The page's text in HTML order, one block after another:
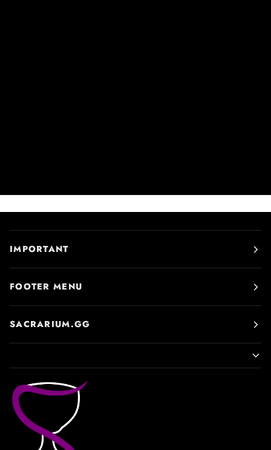
IMPORTANT
FOOTER MENU
SACRARIUM.GG